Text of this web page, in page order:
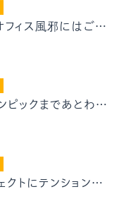
夏本番、オフィス風邪にはご注意を
東京オリンピックまであとわずか１年だというのに
新プロジェクトにテンション爆上がりしている話